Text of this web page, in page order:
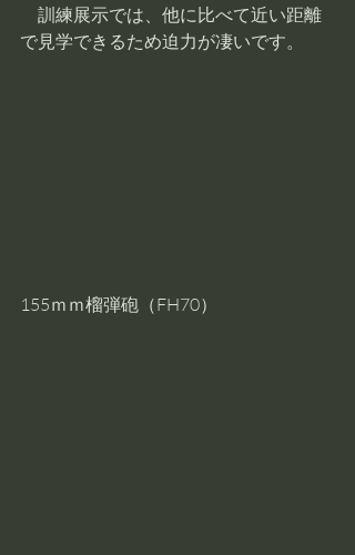
訓練展示では、他に比べて近い距離
で見学できるため迫力が凄いです。
155ｍｍ榴弾砲（FH70）